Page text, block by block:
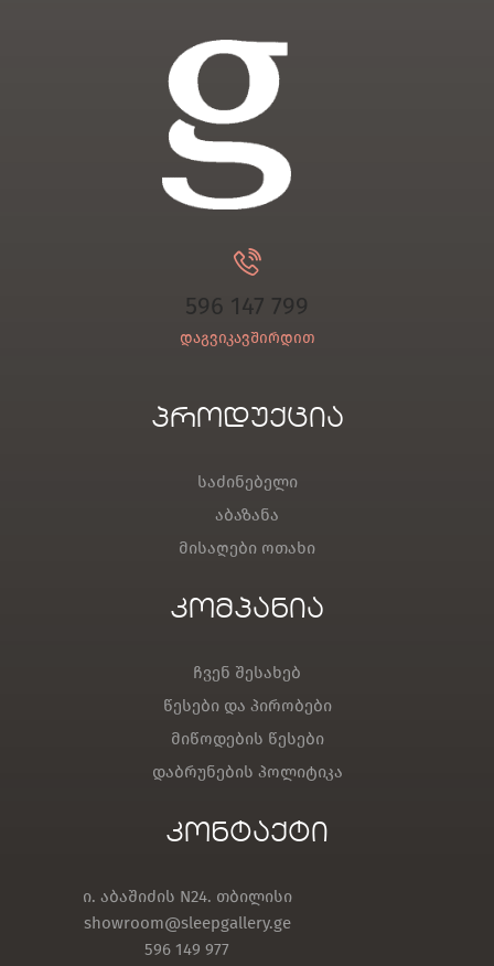
596 147 799
დაგვიკავშირდით
პროდუქცია
საძინებელი
აბაზანა
მისაღები ოთახი
კომპანია
ჩვენ შესახებ
წესები და პირობები
მიწოდების წესები
დაბრუნების პოლიტიკა
კონტაქტი
ი. აბაშიძის N24. თბილისი
showroom@sleepgallery.ge
596 149 977